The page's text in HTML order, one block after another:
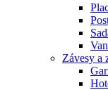
Závesy a